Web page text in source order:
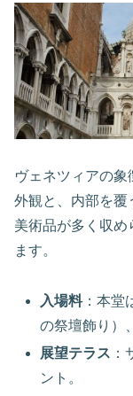
ヴェネツィアの
外観と、内部を覆
美術品が多く収
ます。
入場料：本堂
の祭壇飾り）
展望テラス
ント。